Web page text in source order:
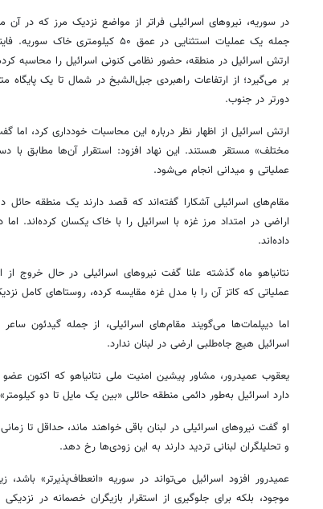
در سوریه، نیروهای اسرائیلی فراتر از مواضع نزدیک مرز که در
جمله یک عملیات استثنایی در عمق ۵۰
دورتر در جنوب.
ارتش اسرائیل از اظهار نظر درباره این محاسبات خودداری کرد، اما
مختلف» مستقر هستند. این نهاد افزود: استقرار آن‌ها مطابق با
عملیاتی و میدانی انجام می‌شود.
مقام‌های اسرائیلی آشکارا گفته‌اند که قصد دارند یک منطقه
اراضی در امتداد مرز غزه با اسرائیل را با خاک یکسان کرده‌اند.
داده‌اند.
نتانیاهو ماه گذشته علنا گفت نیروهای اسرائیلی در حال خروج
عملیاتی که کاتز آن را با مدل غزه مقایسه کرده، روستاهای کامل
اما دیپلمات‌ها می‌گویند مقام‌های اسرائیلی، از جمله گیدئون
اسرائیل هیچ جاه‌طلبی ارضی در لبنان ندارد.
یعقوب عمیدرور، مشاور پیشین امنیت ملی نتانیاهو که اکنون
دارد اسرائیل به‌طور دائمی منطقه حائلی «بین یک مایل تا دو
او گفت نیروهای اسرائیلی در لبنان باقی خواهند ماند، حداقل تا
و تحلیلگران لبنانی تردید دارند به این زودی‌ها رخ دهد.
عمیدرور افزود اسرائیل می‌تواند در سوریه «انعطاف‌پذیرتر» باشد،
موجود، بلکه برای جلوگیری از استقرار بازیگران خصمانه در